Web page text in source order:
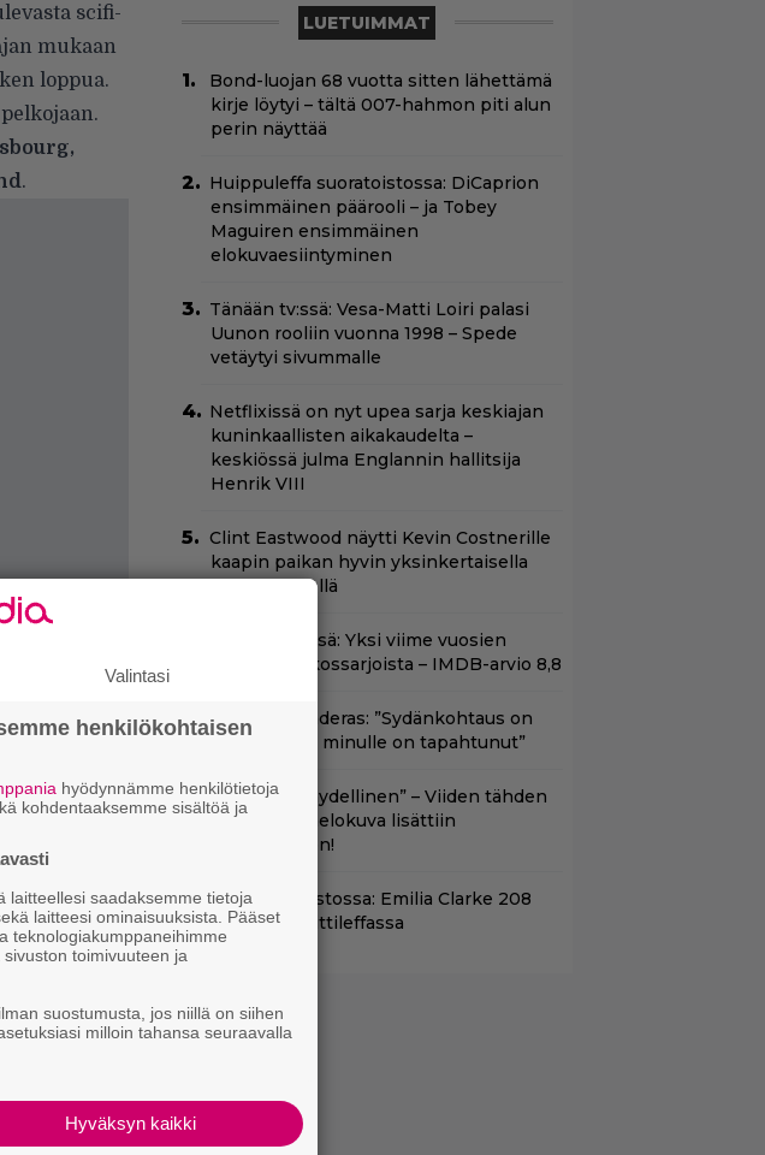
scifi-
mukaan
loppua.
.
LUETUIMMAT
Bond-luojan 68 vuotta sitten lähettämä
kirje löytyi – tältä 007-hahmon piti alun
perin näyttää
Huippuleffa suoratoistossa: DiCaprion
ensimmäinen päärooli – ja Tobey
Maguiren ensimmäinen
elokuvaesiintyminen
Tänään tv:ssä: Vesa-Matti Loiri palasi
Uunon rooliin vuonna 1998 – Spede
vetäytyi sivummalle
Netflixissä on nyt upea sarja keskiajan
kuninkaallisten aikakaudelta –
keskiössä julma Englannin hallitsija
Henrik VIII
Clint Eastwood näytti Kevin Costnerille
kaapin paikan hyvin yksinkertaisella
toimenpiteellä
Nyt Netflixissä: Yksi viime vuosien
parhaista rikossarjoista – IMDB-arvio 8,8
Antonio Banderas: ”Sydänkohtaus on
parasta mitä minulle on tapahtunut”
”Lajissaan täydellinen” – Viiden tähden
scifitoimintaelokuva lisättiin
suoratoistoon!
Nyt suoratoistossa: Emilia Clarke 208
miljoonan hittileffassa
Valintasi
henkilökohtaisen
hyödynnämme henkilötietoja
kohdentaaksemme sisältöä ja
laitteellesi saadaksemme tietoja
laitteesi ominaisuuksista. Pääset
teknologiakumppaneihimme
toimivuuteen ja
suostumusta, jos niillä on siihen
milloin tahansa seuraavalla
Hyväksyn kaikki